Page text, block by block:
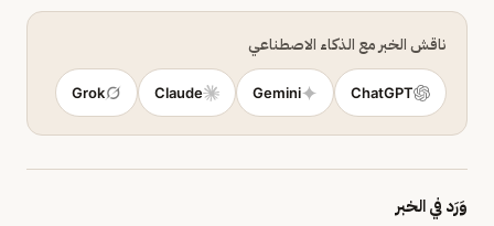
ناقش الخبر مع الذكاء الاصطناعي
ChatGPT
Gemini
Claude
Grok
وَرَد في الخبر